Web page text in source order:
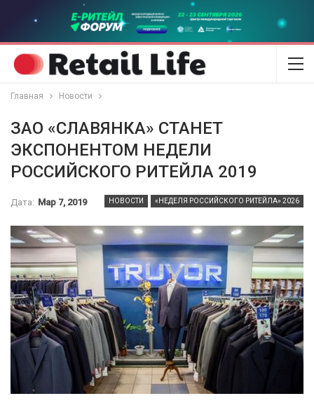
Главная Новости
ЗАО «СЛАВЯНКА» СТАНЕТ
ЭКСПОНЕНТОМ НЕДЕЛИ
РОССИЙСКОГО РИТЕЙЛА 2019
НОВОСТИ «НЕДЕЛЯ РОССИЙСКОГО РИТЕЙЛА» 2026
Дата: Мар 7, 2019